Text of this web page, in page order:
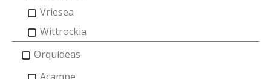
Vriesea
Wittrockia
Orquídeas